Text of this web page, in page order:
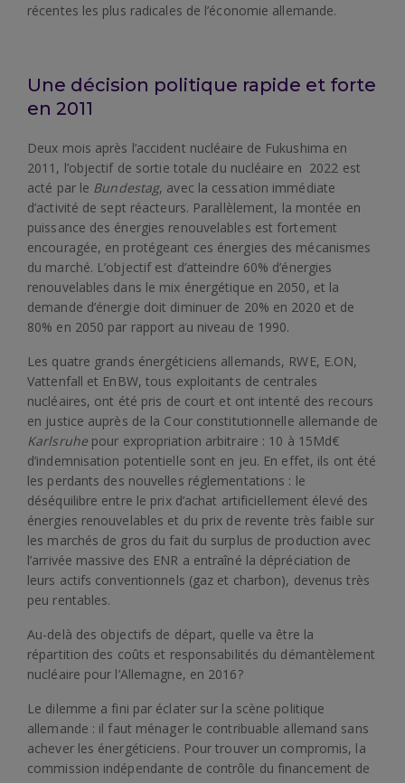
récentes les plus radicales de l’économie allemande.
Une décision politique rapide et forte
en 2011
Deux mois après l’accident nucléaire de Fukushima en
2011, l’objectif de sortie totale du nucléaire en 2022 est
acté par le Bundestag, avec la cessation immédiate
d’activité de sept réacteurs. Parallèlement, la montée en
puissance des énergies renouvelables est fortement
encouragée, en protégeant ces énergies des mécanismes
du marché. L’objectif est d’atteindre 60% d’énergies
renouvelables dans le mix énergétique en 2050, et la
demande d’énergie doit diminuer de 20% en 2020 et de
80% en 2050 par rapport au niveau de 1990.
Les quatre grands énergéticiens allemands, RWE, E.ON,
Vattenfall et EnBW, tous exploitants de centrales
nucléaires, ont été pris de court et ont intenté des recours
en justice auprès de la Cour constitutionnelle allemande de
Karlsruhepour expropriation arbitraire : 10 à 15Md€
d’indemnisation potentielle sont en jeu. En effet, ils ont été
les perdants des nouvelles réglementations : le
déséquilibre entre le prix d’achat artificiellement élevé des
énergies renouvelables et du prix de revente très faible sur
les marchés de gros du fait du surplus de production avec
l’arrivée massive des ENR a entraîné la dépréciation de
leurs actifs conventionnels (gaz et charbon), devenus très
peu rentables.
Au-delà des objectifs de départ, quelle va être la
répartition des coûts et responsabilités du démantèlement
nucléaire pour l’Allemagne, en 2016?
Le dilemme a fini par éclater sur la scène politique
allemande : il faut ménager le contribuable allemand sans
achever les énergéticiens. Pour trouver un compromis, la
commission indépendante de contrôle du financement de